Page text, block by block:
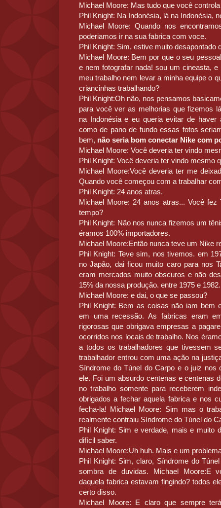
Michael Moore: Mas tudo que você
Phil Knight: Na Indonésia, lá na Indonésia,
Michael Moore: Quando nos
poderiamos ir na sua fabrica com voce.
Phil Knight: Sim, estive muito desapontado
Michael Moore: Bem por que o seu
e nem fotografar nada! sou um cineasta,
meu trabalho nem levar a minha equipe o
criancinhas trabalhando?
Phil Knight:Oh não, nos pensamos
para você ver as melhorias que fizemos
na Indonésia e eu queria evitar de
como de pano de fundo essas fotos
bem, não seria bom conectar Nike com
Michael Moore: Você deveria ter vindo
Phil Knight: Você deveria ter vindo mesmo
Michael Moore:Você deveria ter me
Quando você começou com a trabalhar
Phil Knight: 24 anos atras.
Michael Moore: 24 anos atras... Você
tempo?
Phil Knight: Não nos nunca fizemos um
éramos 100% importadores.
Michael Moore:Então nunca teve um Nike
Phil Knight: Teve sim, nos tivemos. em
no Japão, dai ficou muito caro para nos
eram mercados muito obscuros e não
15% da nossa produção. entre 1975 e 1982.
Michael Moore: e dai, o que se passou?
Phil Knight: Bem as coisas não iam bem
em uma recessão. As fabricas eram
rigorosas que obrigava empresas a
ocorridos nos locais de trabalho. Nos
a todos os trabalhadores que tivessem
trabalhador entrou com uma ação na
Síndrome do Túnel do Carpo e o juiz nos
ele. Foi um absurdo centenas e centenas
no trabalho somente para receberem
obrigados a fechar aquela fabrica e nos
fecha-la! Michael Moore: Sim mas o
realmente contraiu Síndrome do Túnel do
Phil Knight: Sim e verdade, mais e muito
difícil saber.
Michael Moore:Uh huh. Mais e um
Phil Knight: Sim, claro, Síndrome do
sombra de duvidas. Michael Moore:E
daquela fabrica estavam fingindo? todos
certo disso.
Michael Moore: E claro que sempre